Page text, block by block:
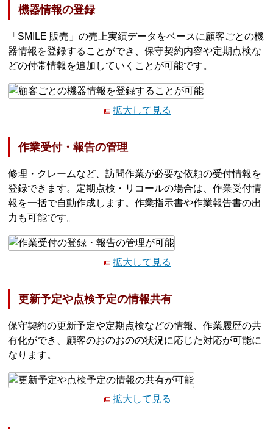
機器情報の登録
「SMILE 販売」の売上実績データをベースに顧客ごとの機
器情報を登録することができ、保守契約内容や定期点検な
どの付帯情報を追加していくことが可能です。
拡大して見る
作業受付・報告の管理
修理・クレームなど、訪問作業が必要な依頼の受付情報を
登録できます。定期点検・リコールの場合は、作業受付情
報を一括で自動作成します。作業指示書や作業報告書の出
力も可能です。
拡大して見る
更新予定や点検予定の情報共有
保守契約の更新予定や定期点検などの情報、作業履歴の共
有化ができ、顧客のおのおのの状況に応じた対応が可能に
なります。
拡大して見る